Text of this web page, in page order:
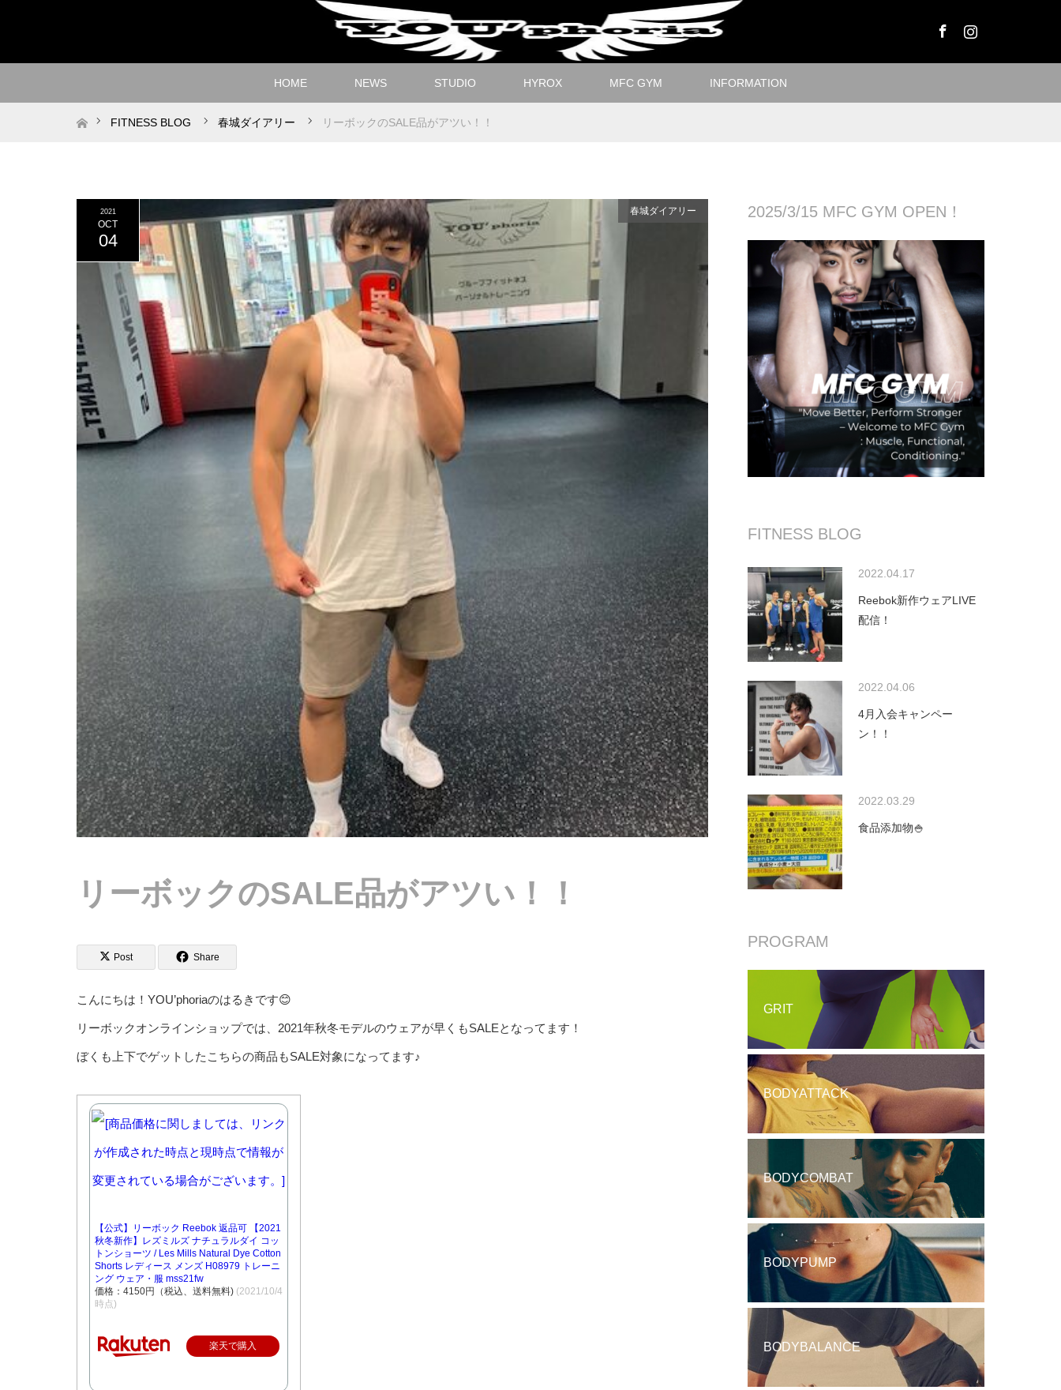
HOME NEWS STUDIO HYROX MFC GYM INFORMATION
ホームFITNESS BLOG 春城ダイアリー リーボックのSALE品がアツい！！
2021
OCT
04
春城ダイアリー
リーボックのSALE品がアツい！！
Post Share
こんにちは！YOU’phoriaのはるきです😊
リーボックオンラインショップでは、2021年秋冬モデルのウェアが早くもSALEとなってます！
ぼくも上下でゲットしたこちらの商品もSALE対象になってます♪
【公式】リーボック Reebok 返品可 【2021
秋冬新作】レズミルズ ナチュラルダイ コッ
トンショーツ / Les Mills Natural Dye Cotton
Shorts レディース メンズ H08979 トレーニ
ング ウェア・服 mss21fw
価格：4150円（税込、送料無料) (2021/10/4
時点)
楽天で購入
2025/3/15 MFC GYM OPEN！
FITNESS BLOG
2022.04.17
Reebok新作ウェアLIVE
配信！
2022.04.06
4月入会キャンペー
ン！！
2022.03.29
食品添加物🍚
PROGRAM
GRIT
BODYATTACK
BODYCOMBAT
BODYPUMP
BODYBALANCE